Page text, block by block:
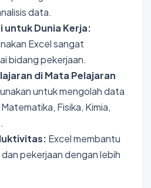
data.
untuk Dunia Kerja:
Excel sangat
bidang pekerjaan.
di Mata Pelajaran
untuk mengolah data
Fisika, Kimia,
Excel membantu
pekerjaan dengan lebih